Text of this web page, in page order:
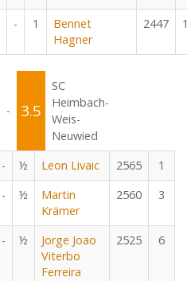
- 1
Bennet
Hagner
2447
- 3.5
SC
Heimbach-
Weis-
Neuwied
- ½ Leon Livaic 2565
1
- ½
Martin
Krämer
2560 3
- ½
Jorge Joao
Viterbo
Ferreira
2525 6